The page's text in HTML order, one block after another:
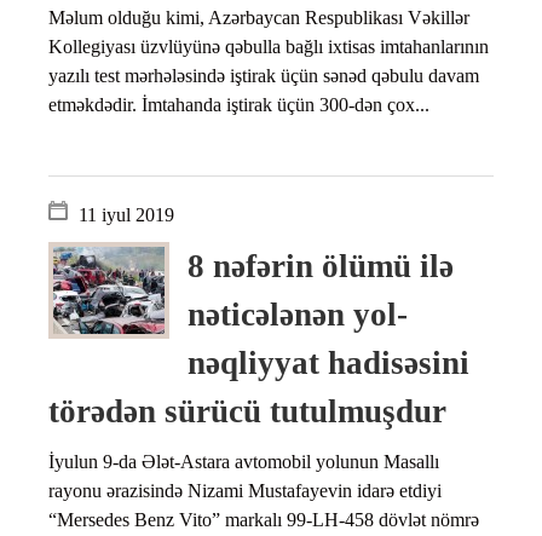
Məlum olduğu kimi, Azərbaycan Respublikası Vəkillər
Kollegiyası üzvlüyünə qəbulla bağlı ixtisas imtahanlarının
yazılı test mərhələsində iştirak üçün sənəd qəbulu davam
etməkdədir. İmtahanda iştirak üçün 300-dən çox...
11 iyul 2019
8 nəfərin ölümü ilə
nəticələnən yol-
nəqliyyat hadisəsini
törədən sürücü tutulmuşdur
İyulun 9-da Ələt-Astara avtomobil yolunun Masallı
rayonu ərazisində Nizami Mustafayevin idarə etdiyi
“Mersedes Benz Vito” markalı 99-LH-458 dövlət nömrə